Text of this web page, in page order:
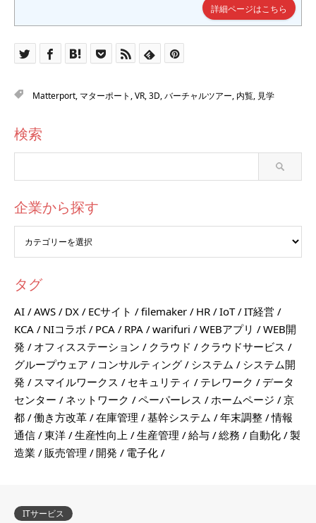
詳細ページはこちら
Matterport, マターポート ,VR,3D,バーチャルツアー, 内覧, 見学
検索
企業から探す
タグ
AI AWS DX ECサイト filemaker HR IoT
IT経営
KCA
NIコラボ PCA RPA warifuri WEBアプリ
WEB開
発
オフィスステーション クラウド
クラウドサービス
グループウェア
コンサルティング システム
システム開
発
スマイルワークス セキュリティ テレワーク
データ
センター
ネットワーク ペーパーレス ホームページ
京
都
働き方改革 在庫管理 基幹システム 年末調整
情報
通信
東洋 生産性向上 生産管理 給与 総務 自動化
製
造業
販売管理 開発 電子化
ITサービス